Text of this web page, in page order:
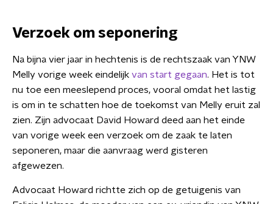
Verzoek om seponering
Na bijna vier jaar in hechtenis is de rechtszaak van YNW
Melly vorige week eindelijk van start gegaan. Het is tot
nu toe een meeslepend proces, vooral omdat het lastig
is om in te schatten hoe de toekomst van Melly eruit zal
zien. Zijn advocaat David Howard deed aan het einde
van vorige week een verzoek om de zaak te laten
seponeren, maar die aanvraag werd gisteren
afgewezen.
Advocaat Howard richtte zich op de getuigenis van